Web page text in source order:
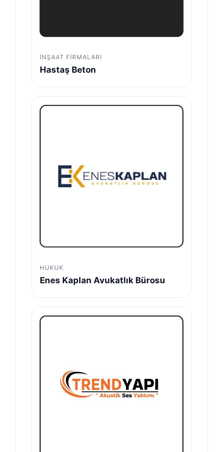
İNŞAAT FIRMALARI
Hastaş Beton
HUKUK
Enes Kaplan Avukatlık Bürosu